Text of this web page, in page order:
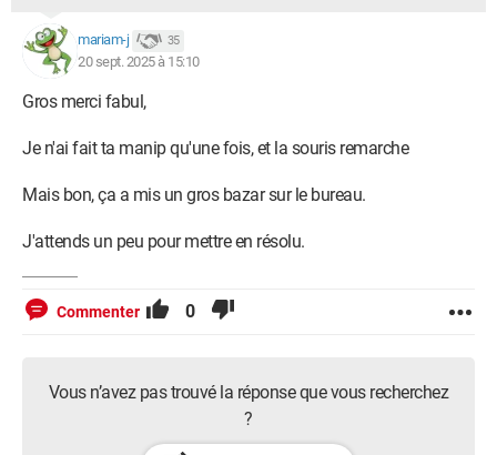
mariam-j 35
20 sept. 2025 à 15:10
Gros merci fabul,
Je n'ai fait ta manip qu'une fois, et la souris remarche
Mais bon, ça a mis un gros bazar sur le bureau.
J'attends un peu pour mettre en résolu.
Commenter 0
Vous n’avez pas trouvé la réponse que vous recherchez
?